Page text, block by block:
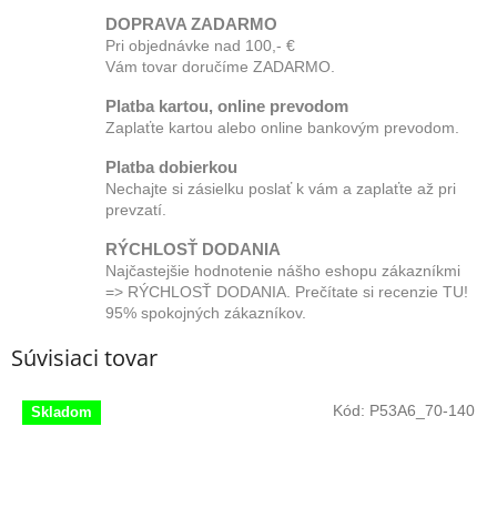
DOPRAVA ZADARMO
Pri objednávke nad 100,- €
Vám tovar doručíme ZADARMO.
Platba kartou, online prevodom
Zaplaťte kartou alebo online bankovým prevodom.
Platba dobierkou
Nechajte si zásielku poslať k vám a zaplaťte až pri
prevzatí.
RÝCHLOSŤ DODANIA
Najčastejšie hodnotenie nášho eshopu zákazníkmi
=> RÝCHLOSŤ DODANIA. Prečítate si recenzie TU!
95% spokojných zákazníkov.
Súvisiaci tovar
Skladom Kód: P53A6_70-140